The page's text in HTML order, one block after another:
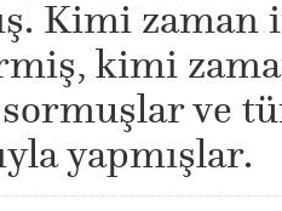
Kimi zaman
kimi
ve
yapmışlar.